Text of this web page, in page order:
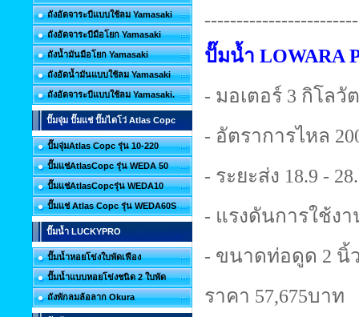
ถังอัดจาระบีแบบใช้ลม Yamasaki
ถังอัดจาระบีมือโยก Yamasaki
ถังน้ำมันมือโยก Yamasaki
ถังอัดน้ำมันแบบใช้ลม Yamasaki
ถังอัดจาระบีแบบใช้ลม Yamasaki.
ปั๊มจุ่ม ปั๊มแช่ ปั๊มไดโว่ Atlas Copc
ปั๊มจุ่มAtlas Copc รุ่น 10-220
ปั๊มแช่AtlasCopc รุ่น WEDA 50
ปั๊มแช่AtlasCopcรุ่น WEDA10
ปั๊มแช่ Atlas Copc รุ่น WEDA60S
ปั๊มน้ำ LUCKYPRO
ปั๊มน้ำหอยโข่งใบพัดเฟือง
ปั๊มน้ำแบบหอยโข่งชนิด 2 ใบพัด
ถังพักลมล้อลาก Okura
ปั๊มน้ำ LOWARA
- มอเตอร์ 3 กิโลวั
- อัตราการไหล
- ระยะส่ง 18.9 -
- แรงดันการใช้งา
- ขนาดท่อดูด 2 นิ้
ราคา 57,675บาท